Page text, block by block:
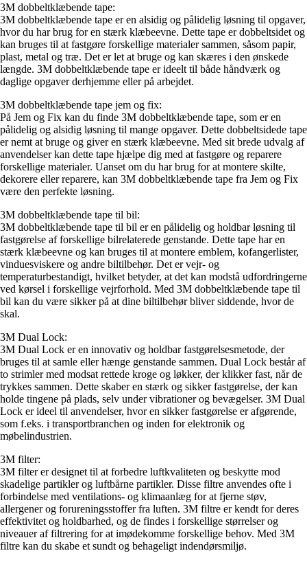
3M dobbeltklæbende tape:
3M dobbeltklæbende tape er en alsidig og pålidelig løsning til opgaver,
hvor du har brug for en stærk klæbeevne. Dette tape er dobbeltsidet og
kan bruges til at fastgøre forskellige materialer sammen, såsom papir,
plast, metal og træ. Det er let at bruge og kan skæres i den ønskede
længde. 3M dobbeltklæbende tape er ideelt til både håndværk og
daglige opgaver derhjemme eller på arbejdet.
3M dobbeltklæbende tape jem og fix:
På Jem og Fix kan du finde 3M dobbeltklæbende tape, som er en
pålidelig og alsidig løsning til mange opgaver. Dette dobbeltsidede tape
er nemt at bruge og giver en stærk klæbeevne. Med sit brede udvalg af
anvendelser kan dette tape hjælpe dig med at fastgøre og reparere
forskellige materialer. Uanset om du har brug for at montere skilte,
dekorere eller reparere, kan 3M dobbeltklæbende tape fra Jem og Fix
være den perfekte løsning.
3M dobbeltklæbende tape til bil:
3M dobbeltklæbende tape til bil er en pålidelig og holdbar løsning til
fastgørelse af forskellige bilrelaterede genstande. Dette tape har en
stærk klæbeevne og kan bruges til at montere emblem, kofangerlister,
vinduesviskere og andre biltilbehør. Det er vejr- og
temperaturbestandigt, hvilket betyder, at det kan modstå udfordringerne
ved kørsel i forskellige vejrforhold. Med 3M dobbeltklæbende tape til
bil kan du være sikker på at dine biltilbehør bliver siddende, hvor de
skal.
3M Dual Lock:
3M Dual Lock er en innovativ og holdbar fastgørelsesmetode, der
bruges til at samle eller hænge genstande sammen. Dual Lock består af
to strimler med modsat rettede kroge og løkker, der klikker fast, når de
trykkes sammen. Dette skaber en stærk og sikker fastgørelse, der kan
holde tingene på plads, selv under vibrationer og bevægelser. 3M Dual
Lock er ideel til anvendelser, hvor en sikker fastgørelse er afgørende,
som f.eks. i transportbranchen og inden for elektronik og
møbelindustrien.
3M filter:
3M filter er designet til at forbedre luftkvaliteten og beskytte mod
skadelige partikler og luftbårne partikler. Disse filtre anvendes ofte i
forbindelse med ventilations- og klimaanlæg for at fjerne støv,
allergener og forureningsstoffer fra luften. 3M filtre er kendt for deres
effektivitet og holdbarhed, og de findes i forskellige størrelser og
niveauer af filtrering for at imødekomme forskellige behov. Med 3M
filtre kan du skabe et sundt og behageligt indendørsmiljø.